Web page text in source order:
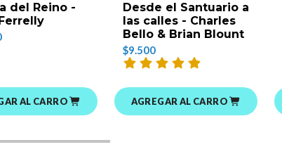
del Reino -
AL CARRO
Desde el Santuario a
las calles - Charles
Bello & Brian Blount
$9.500
AGREGAR AL CARRO